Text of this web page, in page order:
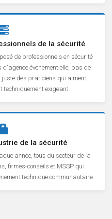
de la sécurité
de professionnels en sécurité
événementielle, pas de
juste des praticiens qui aiment
techniquement exigeant.
de la sécurité
année, tous du secteur de la
firmes-conseils et MSSP qui
technique communautaire.